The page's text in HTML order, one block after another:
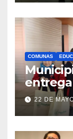
COMUNAS
entrega
Royalty
22 DE